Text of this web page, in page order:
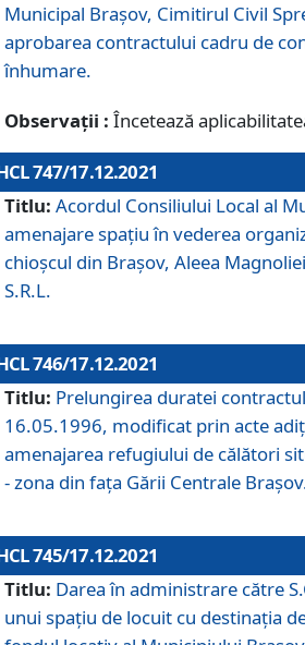
Municipal Braşov, Cimitirul Civil
aprobarea contractului cadru de
înhumare.
Observații : Încetează
747/17.12.2021
Titlu: Acordul Consiliului Local al
amenajare spațiu în vederea
chioșcul din Brașov, Aleea
S.R.L.
746/17.12.2021
Titlu: Prelungirea duratei
16.05.1996, modificat prin acte
amenajarea refugiului de călători
- zona din faţa Gării Centrale
745/17.12.2021
Titlu: Darea în administrare către
unui spațiu de locuit cu destinația